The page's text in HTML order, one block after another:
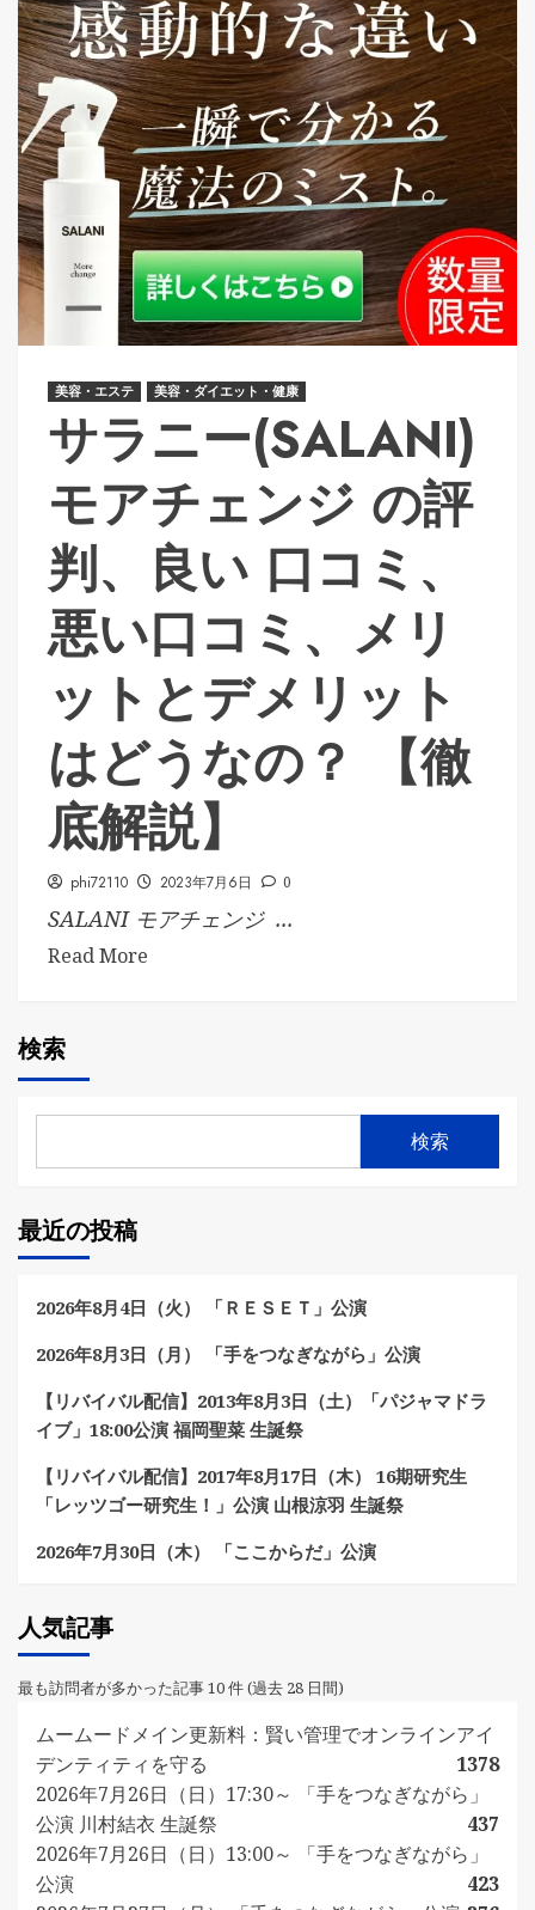
美容・エステ 美容・ダイエット・健康
サラニー(SALANI)
モアチェンジ の評
判、良い 口コミ、
悪い口コミ、メリ
ットとデメリット
はどうなの？ 【徹
底解説】
phi72110 2023年7月6日 0
SALANI モアチェンジ ...
Read More
検索
検索
最近の投稿
2026年8月4日（火） 「ＲＥＳＥＴ」公演
2026年8月3日（月） 「手をつなぎながら」公演
【リバイバル配信】2013年8月3日（土）「パジャマドラ
イブ」18:00公演 福岡聖菜 生誕祭
【リバイバル配信】2017年8月17日（木） 16期研究生
「レッツゴー研究生！」公演 山根涼羽 生誕祭
2026年7月30日（木） 「ここからだ」公演
人気記事
最も訪問者が多かった記事 10 件 (過去 28 日間)
ムームードメイン更新料：賢い管理でオンラインアイ
デンティティを守る
1378
2026年7月26日（日）17:30～ 「手をつなぎながら」
公演 川村結衣 生誕祭
437
2026年7月26日（日）13:00～ 「手をつなぎながら」
公演
423